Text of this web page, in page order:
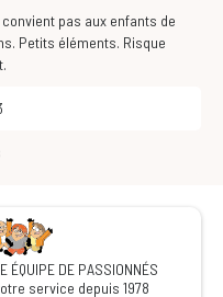
Petits éléments. Risque
ÉQUIPE DE PASSIONNÉS
service depuis 1978